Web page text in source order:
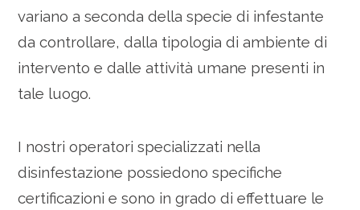
variano a seconda della specie di infestante
da controllare, dalla tipologia di ambiente di
intervento e dalle attività umane presenti in
tale luogo.
I nostri operatori specializzati nella
disinfestazione possiedono specifiche
certificazioni e sono in grado di effettuare le